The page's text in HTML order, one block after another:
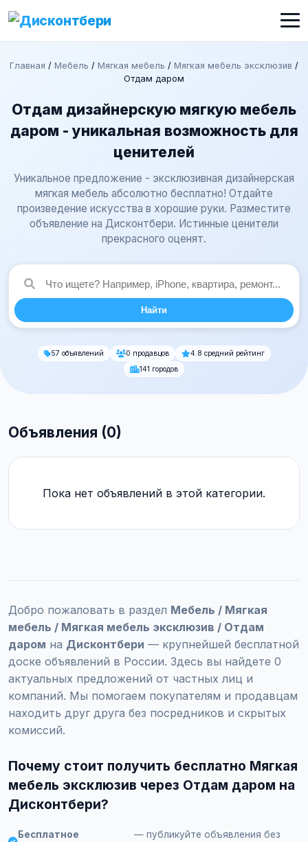
Главная / Мебель / Мягкая мебель / Мягкая мебель эксклюзив /
Отдам даром
Отдам дизайнерскую мягкую мебель
даром - уникальная возможность для
ценителей
Уникальное предложение - эксклюзивная дизайнерская
мягкая мебель абсолютно бесплатно! Отдайте
произведение искусства в хорошие руки. Разместите
объявление на Дисконтбери. Истинные ценители
прекрасного оценят.
Найти
57 объявлений 0 продавцов
4.8 средний рейтинг
141 городов
Объявления (0)
Пока нет объявлений в этой категории.
Добро пожаловать в раздел Мебель / Мягкая
мебель / Мягкая мебель эксклюзив / Отдам
даром на Дисконтбери — крупнейшей бесплатной
доске объявлений в России. Здесь вы найдете 0
актуальных предложений от частных лиц и
компаний. Мы помогаем покупателям и продавцам
находить друг друга без посредников и скрытых
комиссий.
Почему стоит получить бесплатно Мягкая
мебель эксклюзив через Отдам даром на
Дисконтбери?
Бесплатное
— публикуйте объявления без